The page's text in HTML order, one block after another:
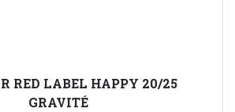
RED LABEL HAPPY 20/25
GRAVITÉ